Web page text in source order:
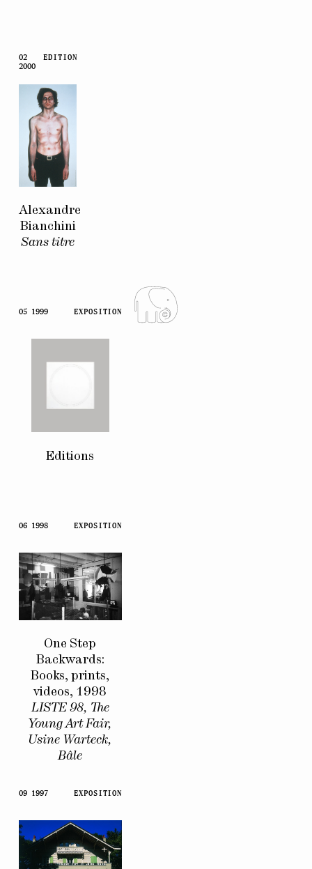
02
2000
EDITION
Alexandre
Bianchini
Sans titre
05 1999 EXPOSITION
Editions
06 1998 EXPOSITION
One Step
Backwards:
Books, prints,
videos, 1998
LISTE 98, The
Young Art Fair,
Usine Warteck,
Bâle
09 1997 EXPOSITION